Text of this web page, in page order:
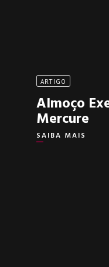
ARTIGO
Almoço
Mercure
SAIBA MAIS